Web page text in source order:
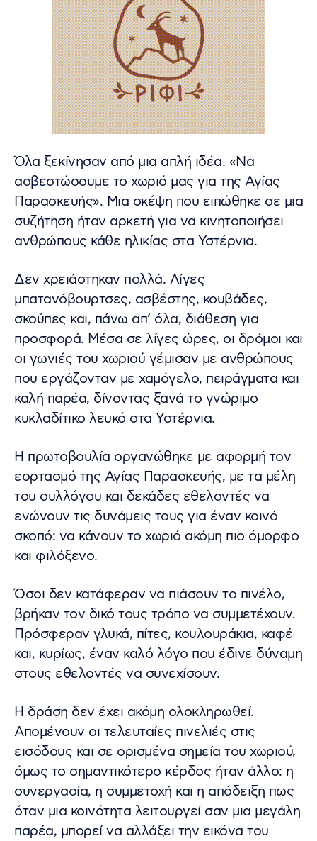
Όλα ξεκίνησαν από μια απλή ιδέα. «Να
ασβεστώσουμε το χωριό μας για της Αγίας
Παρασκευής». Μια σκέψη που ειπώθηκε σε μια
συζήτηση ήταν αρκετή για να κινητοποιήσει
ανθρώπους κάθε ηλικίας στα Υστέρνια.
Δεν χρειάστηκαν πολλά. Λίγες
μπατανόβουρτσες, ασβέστης, κουβάδες,
σκούπες και, πάνω απ’ όλα, διάθεση για
προσφορά. Μέσα σε λίγες ώρες, οι δρόμοι και
οι γωνιές του χωριού γέμισαν με ανθρώπους
που εργάζονταν με χαμόγελο, πειράγματα και
καλή παρέα, δίνοντας ξανά το γνώριμο
κυκλαδίτικο λευκό στα Υστέρνια.
Η πρωτοβουλία οργανώθηκε με αφορμή τον
εορτασμό της Αγίας Παρασκευής, με τα μέλη
του συλλόγου και δεκάδες εθελοντές να
ενώνουν τις δυνάμεις τους για έναν κοινό
σκοπό: να κάνουν το χωριό ακόμη πιο όμορφο
και φιλόξενο.
Όσοι δεν κατάφεραν να πιάσουν το πινέλο,
βρήκαν τον δικό τους τρόπο να συμμετέχουν.
Πρόσφεραν γλυκά, πίτες, κουλουράκια, καφέ
και, κυρίως, έναν καλό λόγο που έδινε δύναμη
στους εθελοντές να συνεχίσουν.
Η δράση δεν έχει ακόμη ολοκληρωθεί.
Απομένουν οι τελευταίες πινελιές στις
εισόδους και σε ορισμένα σημεία του χωριού,
όμως το σημαντικότερο κέρδος ήταν άλλο: η
συνεργασία, η συμμετοχή και η απόδειξη πως
όταν μια κοινότητα λειτουργεί σαν μια μεγάλη
παρέα, μπορεί να αλλάξει την εικόνα του